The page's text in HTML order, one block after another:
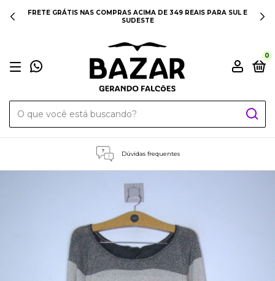
FRETE GRÁTIS NAS COMPRAS ACIMA DE 349 REAIS PARA SUL E
SUDESTE
0
Dúvidas frequentes